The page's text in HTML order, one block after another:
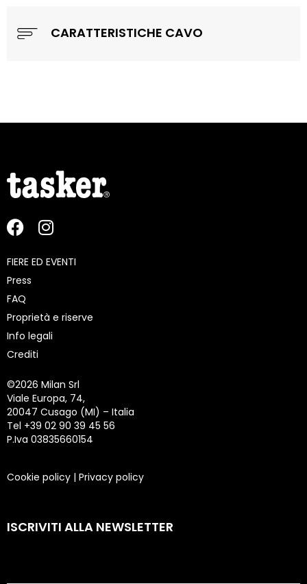
CARATTERISTICHE CAVO
FIERE ED EVENTI
Press
FAQ
Proprietà e riserve
Info legali
Crediti
©2026 Milan Srl
Viale Europa, 74,
20047 Cusago (MI) – Italia
Tel +39 02 90 39 45 56
P.Iva 03835660154
Cookie policy | Privacy policy
ISCRIVITI ALLA NEWSLETTER